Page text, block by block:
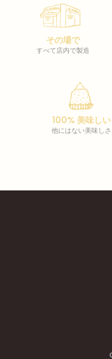
その場で
すべて店内で製造
100% 美味しい
他にはない美味しさ